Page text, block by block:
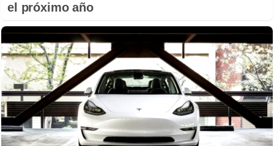
el próximo año